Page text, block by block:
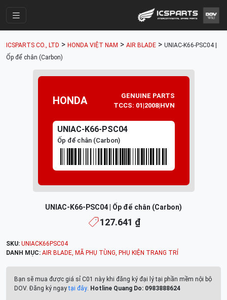
Parts Catalogue
Mã Phụ Tùng
Tài khoản
ICSPARTS CO., LTD > HONDA VIỆT NAM > AIR BLADE > UNIAC-K66-PSC04 |
Ốp để chân (Carbon)
HONDA
GENUINE PARTS
TCCS: 01|2008|HVN
UNIAC-K66-PSC04
Ốp để chân (Carbon)
UNIAC-K66-PSC04 | Ốp để chân (Carbon)
127.641 ₫
SKU: UNIACK66PSC04
DANH MỤC: AIR BLADE, MÃ PHỤ TÙNG, PHỤ KIỆN TRANG TRÍ
Bạn sẽ mua được giá sỉ C01 này khi đăng ký đại lý tại phần mềm nội bộ
DOV. Đăng ký ngaytại đây. Hotline Quang Do: 0983888624